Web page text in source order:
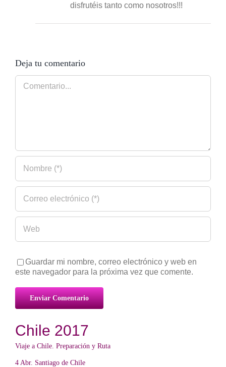
disfrutéis tanto como nosotros!!!
Deja tu comentario
Comentario
Guardar mi nombre, correo electrónico y web en
este navegador para la próxima vez que comente.
Chile 2017
Viaje a Chile. Preparación y Ruta
4 Abr. Santiago de Chile